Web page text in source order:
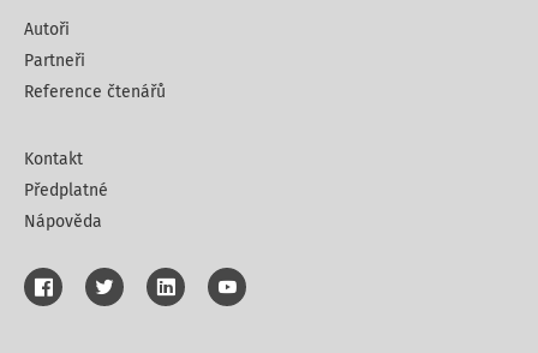
Autoři
Partneři
Reference čtenářů
Kontakt
Předplatné
Nápověda